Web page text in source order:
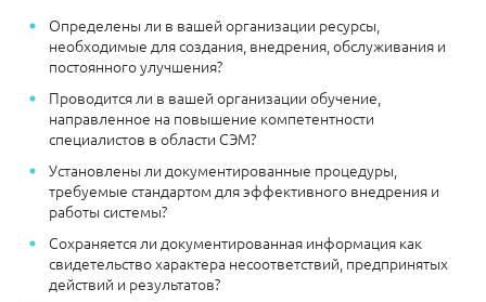
Определены ли в вашей организации ресурсы,
необходимые для создания, внедрения, обслуживания и
постоянного улучшения?
Проводится ли в вашей организации обучение,
направленное на повышение компетентности
специалистов в области СЭМ?
Установлены ли документированные процедуры,
требуемые стандартом для эффективного внедрения и
работы системы?
Сохраняется ли документированная информация как
свидетельство характера несоответствий, предпринятых
действий и результатов?